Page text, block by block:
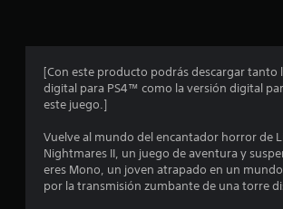
[Con este producto podrás descargar tanto
digital para PS4™ como la versión digital
este juego.]
Vuelve al mundo del encantador horror de
Nightmares II, un juego de aventura y
eres Mono, un joven atrapado en un
por la transmisión zumbante de una torre